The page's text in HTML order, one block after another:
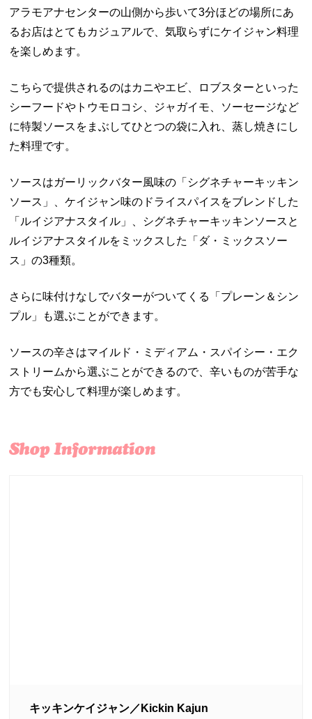
アラモアナセンターの山側から歩いて3分ほどの場所にあ
るお店はとてもカジュアルで、気取らずにケイジャン料理
を楽しめます。
こちらで提供されるのはカニやエビ、ロブスターといった
シーフードやトウモロコシ、ジャガイモ、ソーセージなど
に特製ソースをまぶしてひとつの袋に入れ、蒸し焼きにし
た料理です。
ソースはガーリックバター風味の「シグネチャーキッキン
ソース」、ケイジャン味のドライスパイスをブレンドした
「ルイジアナスタイル」、シグネチャーキッキンソースと
ルイジアナスタイルをミックスした「ダ・ミックスソー
ス」の3種類。
さらに味付けなしでバターがついてくる「プレーン＆シン
プル」も選ぶことができます。
ソースの辛さはマイルド・ミディアム・スパイシー・エク
ストリームから選ぶことができるので、辛いものが苦手な
方でも安心して料理が楽しめます。
キッキンケイジャン／Kickin Kajun